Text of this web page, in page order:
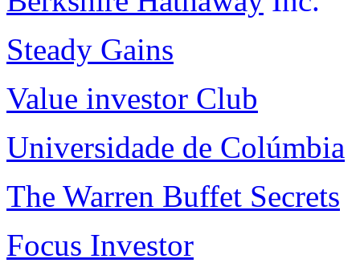
Steady Gains
Value investor Club
Universidade de Colúmbia
The Warren Buffet Secrets
Focus Investor